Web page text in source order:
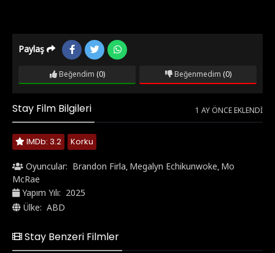
Paylaş
Beğendim (0) Beğenmedim (0)
Stay Film Bilgileri 1 AY ÖNCE EKLENDI
IMDb: 3.2 Korku
Oyuncular: Brandon Firla, Megalyn Echikunwoke, Mo
McRae
Yapım Yılı: 2025
Ülke: ABD
Stay Benzeri Filmler